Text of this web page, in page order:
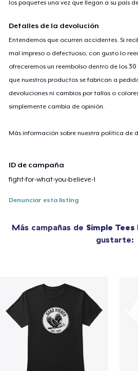
los paquetes una vez que llegan a su país
Detalles de la devolución
Entendemos que ocurren accidentes. Si
mal impreso o defectuoso, con gusto lo
ofreceremos un reembolso dentro de los
que nuestros productos se fabrican a
devoluciones ni cambios por tallas o
simplemente cambia de opinión.
Más información sobre nuestra política de
ID de campaña
fight-for-what-you-believe-1
Denunciar esta listing
Más campañas de Simple Tees
gustarte: